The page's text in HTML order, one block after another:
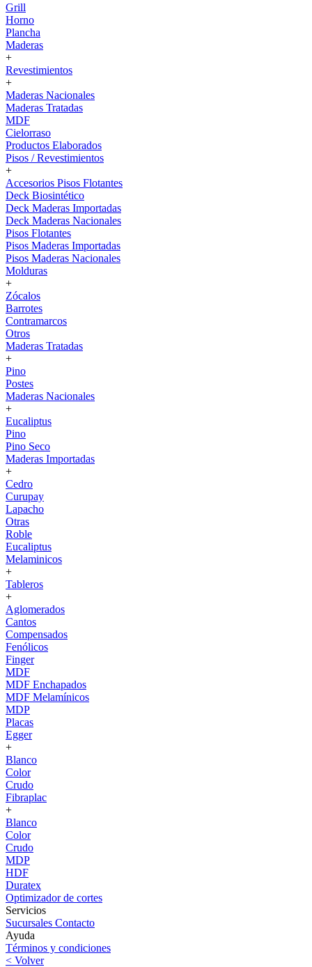
Grill
Horno
Plancha
Maderas
+
Revestimientos
+
Maderas Nacionales
Maderas Tratadas
MDF
Cielorraso
Productos Elaborados
Pisos / Revestimientos
+
Accesorios Pisos Flotantes
Deck Biosintético
Deck Maderas Importadas
Deck Maderas Nacionales
Pisos Flotantes
Pisos Maderas Importadas
Pisos Maderas Nacionales
Molduras
+
Zócalos
Barrotes
Contramarcos
Otros
Maderas Tratadas
+
Pino
Postes
Maderas Nacionales
+
Eucaliptus
Pino
Pino Seco
Maderas Importadas
+
Cedro
Curupay
Lapacho
Otras
Roble
Eucaliptus
Melaminicos
+
Tableros
+
Aglomerados
Cantos
Compensados
Fenólicos
Finger
MDF
MDF Enchapados
MDF Melamínicos
MDP
Placas
Egger
+
Blanco
Color
Crudo
Fibraplac
+
Blanco
Color
Crudo
MDP
HDF
Duratex
Optimizador de cortes
Servicios
Sucursales Contacto
Ayuda
Términos y condiciones
< Volver